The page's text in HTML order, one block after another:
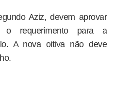
Aziz, devem aprovar
o requerimento para a
A nova oitiva não deve